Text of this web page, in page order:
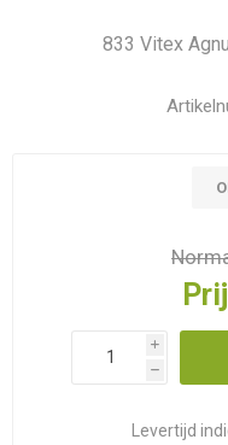
833 Vitex
i
h
Levertijd